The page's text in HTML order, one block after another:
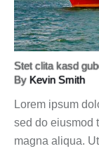
Stet clita kasd
By Kevin Smith
Lorem ipsum
sed do eiusmod
magna aliqua.